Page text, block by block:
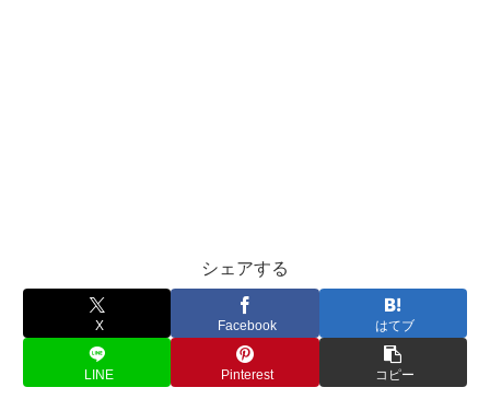
シェアする
X Facebook はてブ
LINE Pinterest コピー